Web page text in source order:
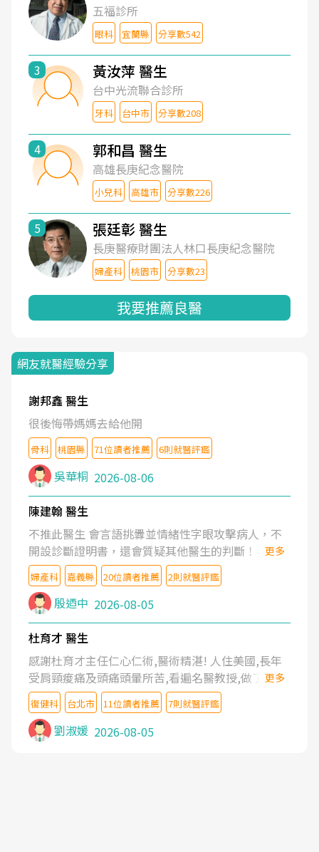
五福診所
眼科 宜蘭縣 分享數542
3 黃汝萍 醫生
台中光流聯合診所
牙科 台中市 分享數208
4 郭和昌 醫生
高雄長庚紀念醫院
小兒科 高雄市 分享數226
5 張廷彰 醫生
長庚醫療財團法人林口長庚紀念醫院
婦產科 桃園市 分享數23
我要推薦良醫
網友就醫經驗分享
謝邦鑫 醫生
很後悔帶媽媽去給他開
骨科 桃園縣 71位讀者推薦 6則就醫評鑑
吳華桐 2026-08-06
陳建翰 醫生
不推此醫生 會言語挑釁並情緒性字眼攻擊病人，不
開設診斷證明書，還會質疑其他醫生的判斷！
更多
婦產科 嘉義縣 20位讀者推薦 2則就醫評鑑
殷迺中 2026-08-05
杜育才 醫生
感謝杜育才主任仁心仁術,醫術精湛! 人住美國,長年
受肩頸痠痛及頭痛頭暈所苦,看遍名醫教授,做了各種
檢查,也嘗試過西醫打針,中醫針灸及物理徒手治療都
沒有用,後來連吃到嗎啡類止痛藥都效果有限,只是壓
症狀,沒多久就痛起來,多年失眠嚴重影響生活品質.
台灣親友介紹忠孝醫院杜育才主任是頸頭症候群專
更多
復健科 台北市 11位讀者推薦 7則就醫評鑑
劉淑媛 2026-08-05